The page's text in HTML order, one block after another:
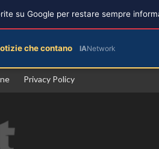
Privacy Policy
su Google per restare sempre
che contano IANetwork